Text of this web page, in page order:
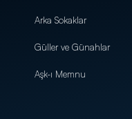
Arka Sokaklar
Güller ve Günahlar
Aşk-ı Memnu